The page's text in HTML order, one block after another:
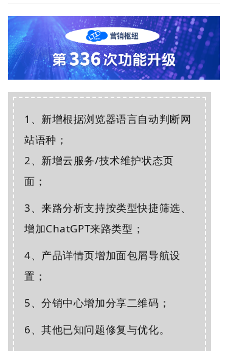
1、新增根据浏览器语言自动判断网
站语种；
2、新增云服务/技术维护状态页
面；
3、来路分析支持按类型快捷筛选、
增加ChatGPT来路类型；
4、产品详情页增加面包屑导航设
置；
5、分销中心增加分享二维码 ；
6、其他已知问题修复与优化。